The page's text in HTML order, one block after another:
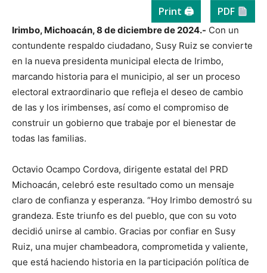
Print 🖨 PDF
Irimbo, Michoacán, 8 de diciembre de 2024.- Con un
contundente respaldo ciudadano, Susy Ruiz se convierte
en la nueva presidenta municipal electa de Irimbo,
marcando historia para el municipio, al ser un proceso
electoral extraordinario que refleja el deseo de cambio
de las y los irimbenses, así como el compromiso de
construir un gobierno que trabaje por el bienestar de
todas las familias.
Octavio Ocampo Cordova, dirigente estatal del PRD
Michoacán, celebró este resultado como un mensaje
claro de confianza y esperanza. “Hoy Irimbo demostró su
grandeza. Este triunfo es del pueblo, que con su voto
decidió unirse al cambio. Gracias por confiar en Susy
Ruiz, una mujer chambeadora, comprometida y valiente,
que está haciendo historia en la participación política de